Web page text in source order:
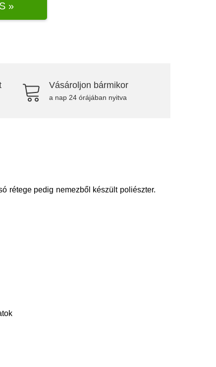
»
Vásároljon bármikor
a nap 24 órájában nyitva
rétege pedig nemezből készült poliészter.